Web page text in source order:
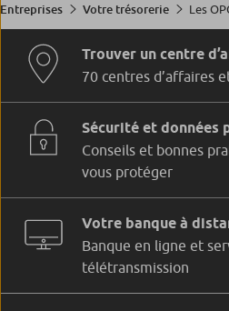
Entreprises Votre trésorerie Les
Trouver un centre
70 centres d’affaires
Sécurité et données
Conseils et bonnes
vous protéger
Votre banque à
Banque en ligne et
télétransmission